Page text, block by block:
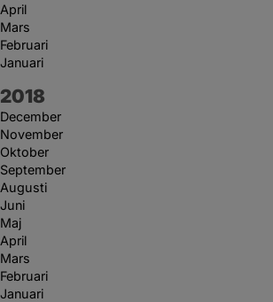
April
Mars
Februari
Januari
År:
2018
December
November
Oktober
September
Augusti
Juni
Maj
April
Mars
Februari
Januari